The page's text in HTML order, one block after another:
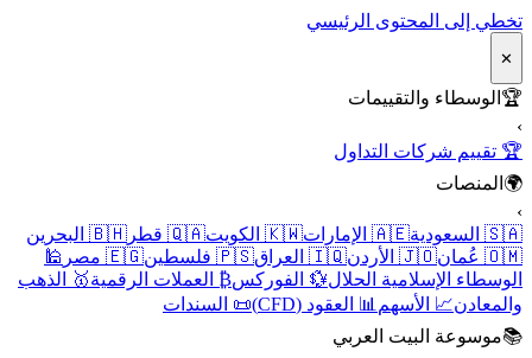
تخطي إلى المحتوى الرئيسي
✕
🏆الوسطاء والتقييمات
🏆 تقييم شركات التداول
🌍المنصات
🇸🇦 السعودية
🇦🇪 الإمارات 🇰🇼 الكويت 🇶🇦 قطر
🇧🇭 البحرين
🇴🇲 عُمان
🇯🇴 الأردن 🇮🇶 العراق 🇵🇸 فلسطين 🇪🇬 مصر
🕌
الوسطاء الإسلامية الحلال 💱 الفوركس ₿ العملات الرقمية🥇 الذهب
والمعادن📈 الأسهم📊 العقود (CFD)
📜 السندات
📚موسوعة البيت العربي